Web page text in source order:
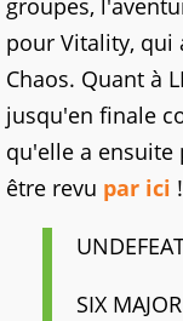
groupes,
pour Vitality, qui
Chaos. Quant à
jusqu'en finale
qu'elle a ensuite
être revu par ici !
SIX